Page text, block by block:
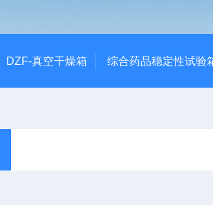
DZF-真空干燥箱 综合药品稳定性试验